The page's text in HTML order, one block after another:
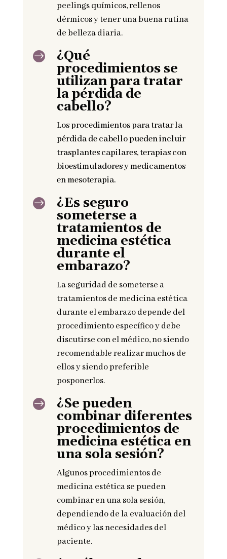
peelings químicos, rellenos
dérmicos y tener una buena rutina
de belleza diaria.
$ ¿Qué
procedimientos se
utilizan para tratar
la pérdida de
cabello?
Los procedimientos para tratar la
pérdida de cabello pueden incluir
trasplantes capilares, terapias con
bioestimuladores y medicamentos
en mesoterapia.
$ ¿Es seguro
someterse a
tratamientos de
medicina estética
durante el
embarazo?
La seguridad de someterse a
tratamientos de medicina estética
durante el embarazo depende del
procedimiento específico y debe
discutirse con el médico, no siendo
recomendable realizar muchos de
ellos y siendo preferible
posponerlos.
$ ¿Se pueden
combinar diferentes
procedimientos de
medicina estética en
una sola sesión?
Algunos procedimientos de
medicina estética se pueden
combinar en una sola sesión,
dependiendo de la evaluación del
médico y las necesidades del
paciente.